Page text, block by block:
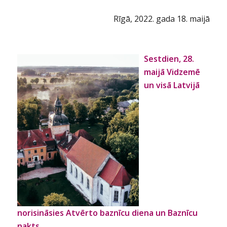
Rīgā, 2022. gada 18. maijā
Sestdien, 28.
maijā Vidzemē
un visā Latvijā
norisināsies Atvērto baznīcu diena un Baznīcu